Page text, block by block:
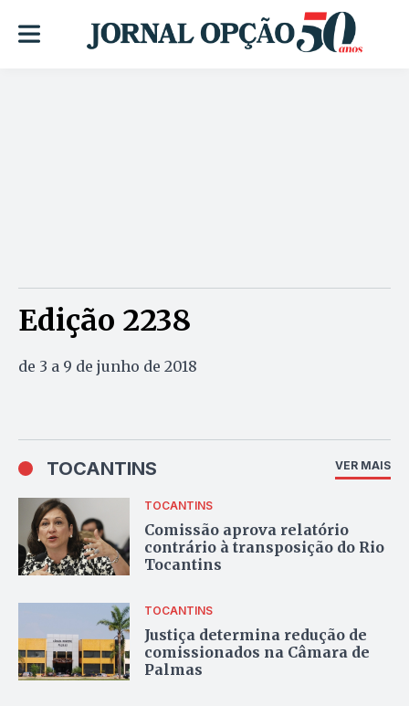
Edição 2238
de 3 a 9 de junho de 2018
TOCANTINS VER MAIS
TOCANTINS
Comissão aprova relatório
contrário à transposição do Rio
Tocantins
TOCANTINS
Justiça determina redução de
comissionados na Câmara de
Palmas